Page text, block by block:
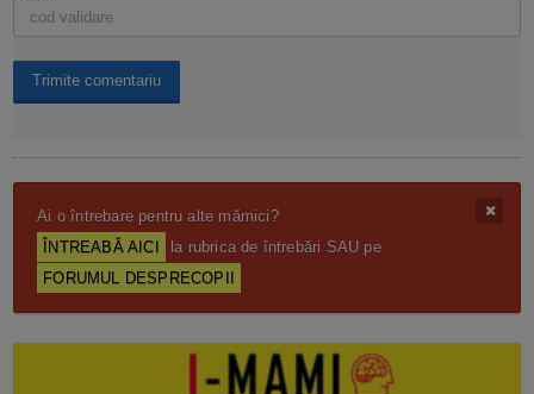
Ai o întrebare pentru alte mămici?
ÎNTREABĂ AICI
la rubrica de întrebări SAU pe
FORUMUL DESPRECOPII